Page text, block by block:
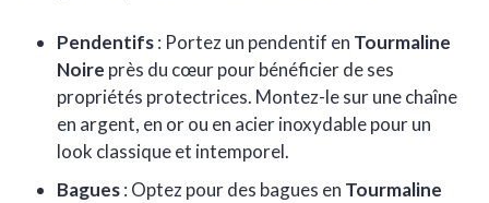
Pendentifs: Portez un pendentif en Tourmaline
Noire près du cœur pour bénéficier de ses
propriétés protectrices. Montez-le sur une chaîne
en argent, en or ou en acier inoxydable pour un
look classique et intemporel.
Bagues: Optez pour des bagues en Tourmaline